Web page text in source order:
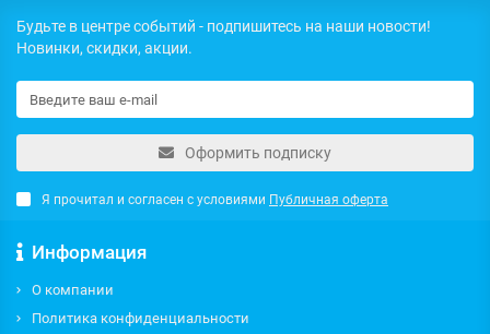
Будьте в центре событий - подпишитесь на наши новости!
Новинки, скидки, акции.
Оформить подписку
Я прочитал и согласен с условиями Публичная оферта
Информация
О компании
Политика конфиденциальности